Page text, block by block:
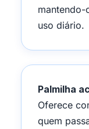
mantendo-
uso diário.
Palmilha
Oferece
quem